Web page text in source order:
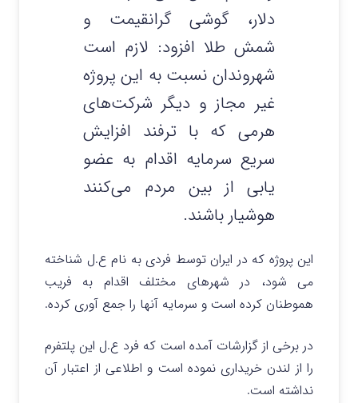
دلار، گوشی گرانقیمت و
شمش طلا افزود: لازم است
شهروندان نسبت به این پروژه
غیر مجاز و دیگر شرکت‌های
هرمی که با ترفند افزایش
سریع سرمایه اقدام به عضو
یابی از بین مردم می‌کنند
هوشیار باشند.
این پروژه که در ایران توسط فردی به نام ع.ل شناخته
می شود، در شهرهای مختلف اقدام به فریب
هموطنان کرده است و سرمایه آنها را جمع آوری کرده.
در برخی از گزارشات آمده است که فرد ع.ل این پلتفرم
را از لندن خریداری نموده است و اطلاعی از اعتبار آن
نداشته است.